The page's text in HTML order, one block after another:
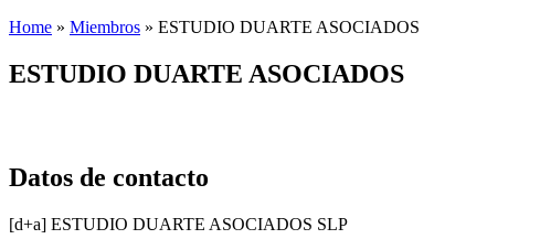
Home » Miembros » ESTUDIO DUARTE ASOCIADOS
ESTUDIO DUARTE ASOCIADOS
Datos de contacto
[d+a] ESTUDIO DUARTE ASOCIADOS SLP